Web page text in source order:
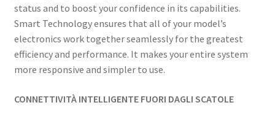
status and to boost your confidence in its capabilities.
Smart Technology ensures that all of your model’s
electronics work together seamlessly for the greatest
efficiency and performance. It makes your entire system
more responsive and simpler to use.
CONNETTIVITÀ INTELLIGENTE FUORI DAGLI SCATOLE